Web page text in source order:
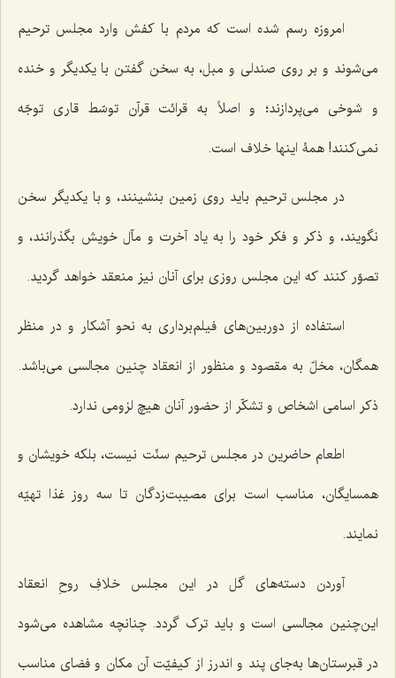
امروزه رسم شده است که مردم با کفش وارد مجلس ترحیم
می‌شوند و بر روی صندلی و مبل، به سخن گفتن با یکدیگر و خنده
و شوخی می‌پردازند؛ و اصلاً به قرائت قرآن توسّط قاری توجّه
نمی‌کنند! همۀ اینها خلاف است.
در مجلس ترحیم باید روی زمین بنشینند، و با یکدیگر سخن
نگویند، و ذکر و فکر خود را به یاد آخرت و مآل خویش بگذرانند، و
تصوّر کنند که این مجلس روزی برای آنان نیز منعقد خواهد گردید.
استفاده از دوربین‌های فیلم‌برداری به نحو آشکار و در منظر
همگان، مخلّ به مقصود و منظور از انعقاد چنین مجالسی می‌باشد.
ذکر اسامی اشخاص و تشکّر از حضور آنان هیچ لزومی ندارد.
اطعام حاضرین در مجلس ترحیم سنّت نیست، بلکه خویشان و
همسایگان، مناسب است برای مصیبت‌زدگان تا سه روز غذا تهیّه
نمایند.
آوردن دسته‌های گل در این مجلس خلافِ روحِ انعقاد
این‌چنین مجالسی است و باید ترک گردد. چنانچه مشاهده می‌شود
در قبرستان‌ها به‌جای پند و اندرز از کیفیّت آن مکان و فضای مناسب